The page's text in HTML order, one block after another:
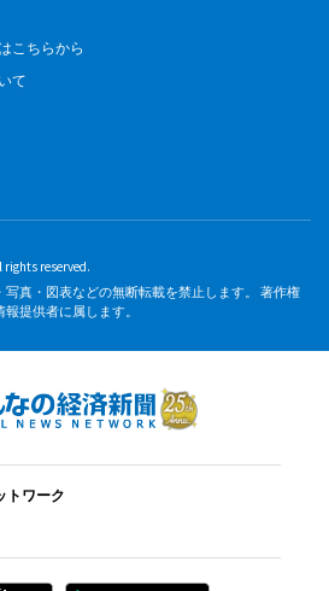
こちらから
て
rights reserved.
真・図表などの無断転載を禁止します。 著作権
提供者に属します。
トワーク